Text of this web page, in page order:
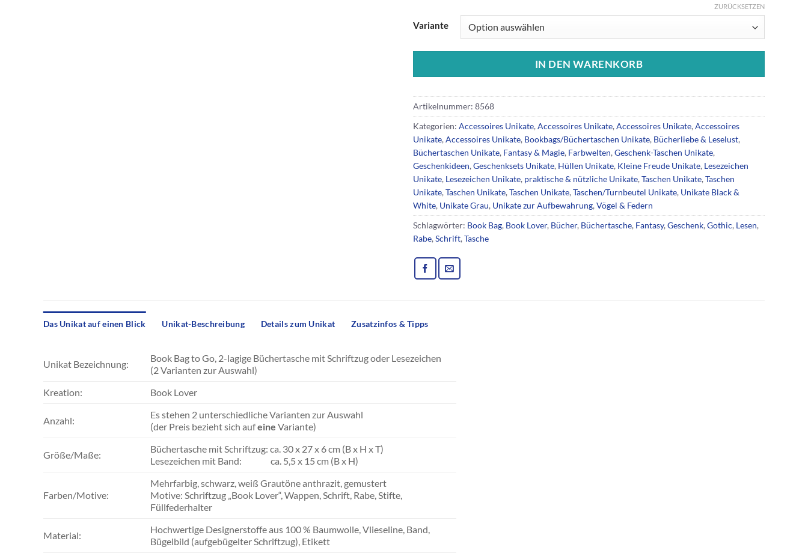
Variante
ZURÜCKSETZEN
IN DEN WARENKORB
Artikelnummer: 8568
Kategorien: Accessoires Unikate,Accessoires Unikate,Accessoires Unikate,Accessoires
Unikate,Accessoires Unikate, Bookbags/Büchertaschen Unikate, Bücherliebe & Leselust,
Büchertaschen Unikate, Fantasy & Magie, Farbwelten,Geschenk-Taschen Unikate,
Geschenkideen,Geschenksets Unikate, Hüllen Unikate, Kleine Freude Unikate, Lesezeichen
Unikate, Lesezeichen Unikate, praktische & nützliche Unikate,Taschen Unikate,Taschen
Unikate,Taschen Unikate,Taschen Unikate,Taschen/Turnbeutel Unikate, Unikate Black &
White, Unikate Grau, Unikate zur Aufbewahrung,Vögel & Federn
Schlagwörter: Book Bag, Book Lover, Bücher, Büchertasche, Fantasy,Geschenk,Gothic, Lesen,
Rabe,Schrift,Tasche
Das Unikat auf einen Blick Unikat-Beschreibung Details zum Unikat Zusatzinfos & Tipps
Unikat Bezeichnung:
Book Bag to Go, 2-lagige Büchertasche mit Schriftzug oder Lesezeichen
(2 Varianten zur Auswahl)
Kreation:
Book Lover
Anzahl:
Es stehen 2 unterschiedliche Varianten zur Auswahl
(der Preis bezieht sich aufeine Variante)
Größe/Maße:
Büchertasche mit Schriftzug: ca. 30 x 27 x 6 cm (B x H x T)
Lesezeichen mit Band: ca. 5,5 x 15 cm (B x H)
Farben/Motive:
Mehrfarbig, schwarz, weiß Grautöne anthrazit, gemustert
Motive: Schriftzug „Book Lover“, Wappen, Schrift, Rabe, Stifte,
Füllfederhalter
Material:
Hochwertige Designerstoffe aus 100 % Baumwolle, Vlieseline, Band,
Bügelbild (aufgebügelter Schriftzug), Etikett